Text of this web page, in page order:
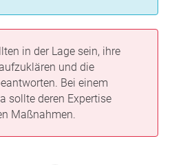
in der Lage sein, ihre
und die
Bei einem
sollte deren Expertise
Maßnahmen.